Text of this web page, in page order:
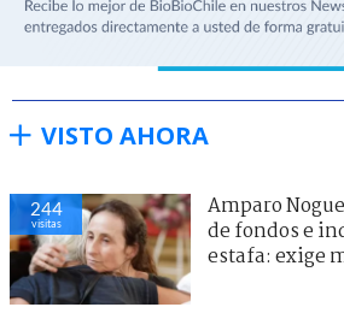
VISTO AHORA
244
visitas
Amparo
de fondos e
estafa: exige